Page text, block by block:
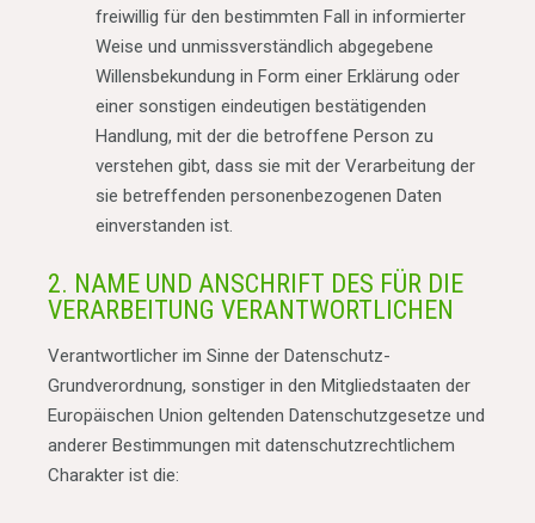
freiwillig für den bestimmten Fall in informierter
Weise und unmissverständlich abgegebene
Willensbekundung in Form einer Erklärung oder
einer sonstigen eindeutigen bestätigenden
Handlung, mit der die betroffene Person zu
verstehen gibt, dass sie mit der Verarbeitung der
sie betreffenden personenbezogenen Daten
einverstanden ist.
2. NAME UND ANSCHRIFT DES FÜR DIE
VERARBEITUNG VERANTWORTLICHEN
Verantwortlicher im Sinne der Datenschutz-
Grundverordnung, sonstiger in den Mitgliedstaaten der
Europäischen Union geltenden Datenschutzgesetze und
anderer Bestimmungen mit datenschutzrechtlichem
Charakter ist die: